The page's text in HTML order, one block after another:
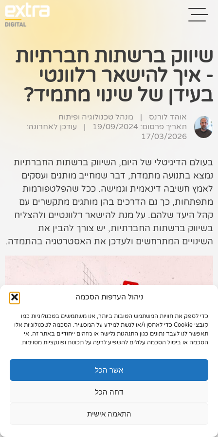
ניהול העדפות הסכמה
כדי לספק את חוויות המשתמש הטובות ביותר, אנו משתמשים בטכנולוגיות כמו
קובצי Cookie כדי לאחסן ו/או לגשת למידע על המכשיר. הסכמה לטכנולוגיות אלו
תאפשר לנו לעבד נתונים כגון התנהגות גלישה או מזהים ייחודיים באתר זה. אי
הסכמה או ביטול הסכמה עלולים להשפיע לרעה על תכונות ופונקציות מסוימות.
אשר הכל
דחה הכל
התאמה אישית
בית
בניית אתרים
קידום אתרים
פרסום בגוגל
רשתות חברתיות
שיווק לאתרי
סחר
קייס סטאדי
תיק עבודות
צור קשר
073-7028000
הפלד 7, חולון
info@extra.co.il
שיווק ברשתות חברתיות
- איך להישאר רלוונטי
בעידן של שינוי מתמיד?
אוהד לורנס |
מנהל טכנולוגיה ופיתוח
תאריך פרסום: 19/09/2024
|
עודכן לאחרונה:
17/03/2026
בעולם הדיגיטלי של היום, השיווק ברשתות החברתיות
נמצא בתנועה מתמדת, דבר שמחייב מותגים ועסקים
לאמץ חשיבה דינאמית וגמישה. ככל שהפלטפורמות
מתפתחות, כך גם הדרכים בהן מותגים מתקשרים עם
קהל היעד שלהם. על מנת להישאר רלוונטיים ולהצליח
בשיווק ברשתות החברתיות, יש צורך להבין את
השינויים המתרחשים ולעדכן את האסטרטגיה בהתמדה.